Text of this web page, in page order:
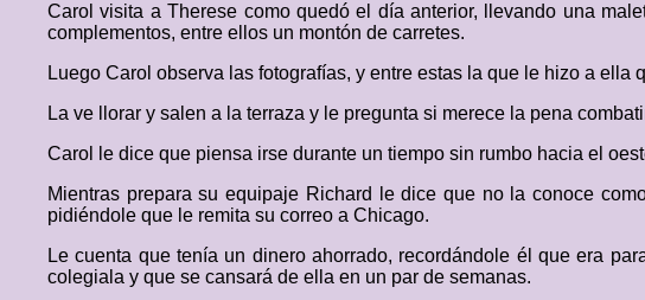
Carol visita a Therese como quedó el día anterior, llevando una
complementos, entre ellos un montón de carretes.
Luego Carol observa las fotografías, y entre estas la que le hizo a ella
La ve llorar y salen a la terraza y le pregunta si merece la pena
Carol le dice que piensa irse durante un tiempo sin rumbo hacia el
Mientras prepara su equipaje Richard le dice que no la conoce
pidiéndole que le remita su correo a Chicago.
Le cuenta que tenía un dinero ahorrado, recordándole él que era
colegiala y que se cansará de ella en un par de semanas.